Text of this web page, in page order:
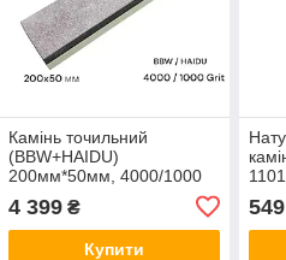
Камінь точильний
(BBW+HAIDU)
200мм*50мм, 4000/1000
Grit, гранатовий сланець
та оксид алюмінію Corund
(Бельгія)
4 399₴
Купити
549